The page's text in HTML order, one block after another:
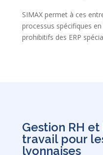
SIMAX permet à ces
processus spécifiques
prohibitifs des ERP
Gestion RH
travail pour
lyonnaises